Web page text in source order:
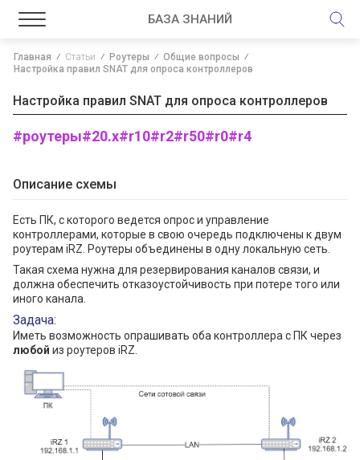
БАЗА ЗНАНИЙ
Главная Статьи Роутеры
Общие вопросы
Настройка правил SNAT для опроса контроллеров
Настройка правил SNAT для опроса контроллеров
#роутеры#20.x#r10#r2#r50#r0#r4
Описание схемы
Есть ПК, с которого ведется опрос и управление
контроллерами, которые в свою очередь подключены к двум
роутерам iRZ. Роутеры объединены в одну локальную сеть.
Такая схема нужна для резервирования каналов связи, и
должна обеспечить отказоустойчивость при потере того или
иного канала.
Задача:
Иметь возможность опрашивать оба контроллера с ПК через
любой из роутеров iRZ.